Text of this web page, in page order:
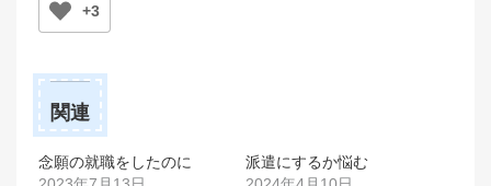
+3
関連
念願の就職をしたのに
派遣にするか悩む